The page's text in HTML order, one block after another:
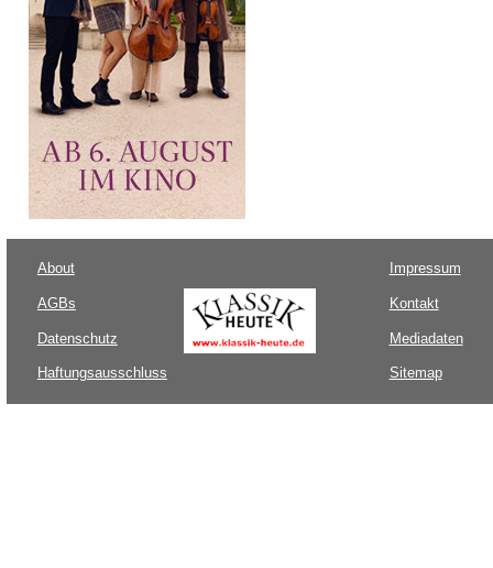
About
AGBs
Datenschutz
Haftungsausschluss
Impressum
Kontakt
Mediadaten
Sitemap